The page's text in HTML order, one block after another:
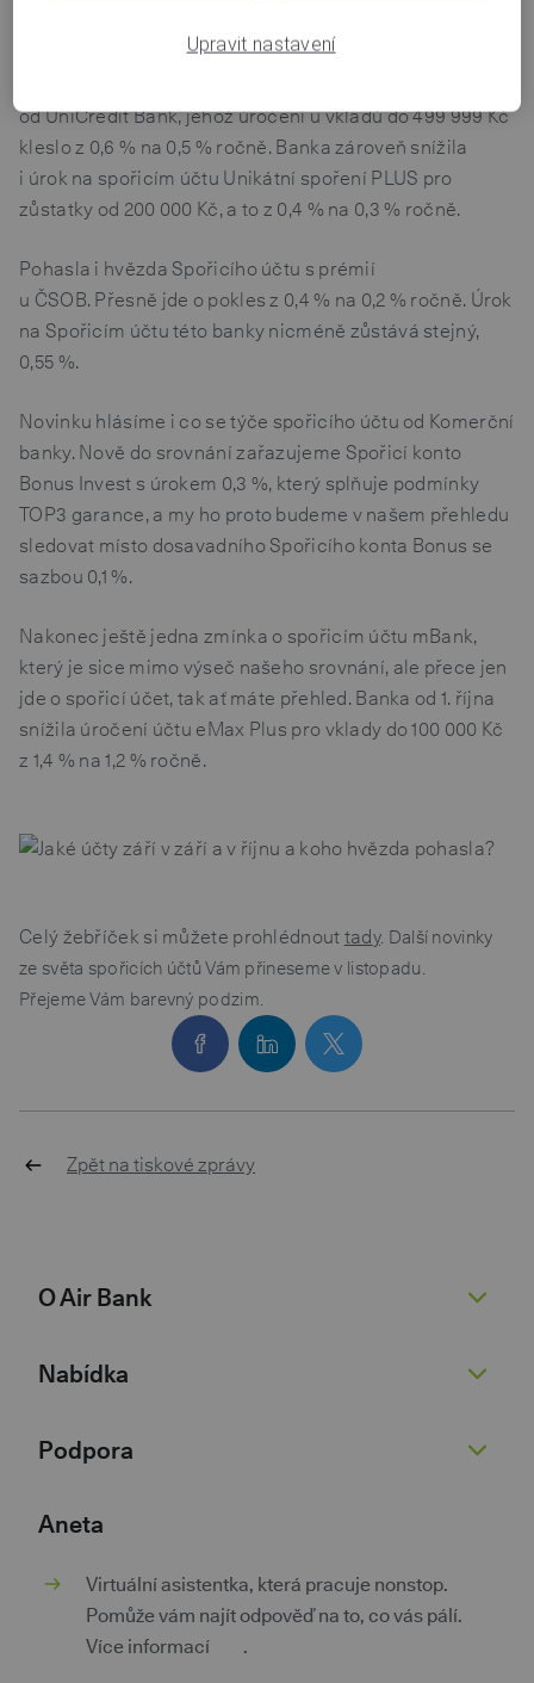
pohasl. Kromě zmíněného spořicího účtu
od UniCredit Bank, jehož úročení u vkladů do 499 999 Kč
kleslo z 0,6 % na 0,5 % ročně. Banka zároveň snížila
i úrok na spořicím účtu Unikátní spoření PLUS pro
zůstatky od 200 000 Kč, a to z 0,4 % na 0,3 % ročně.
Pohasla i hvězda Spořicího účtu s prémií
u ČSOB. Přesně jde o pokles z 0,4 % na 0,2 % ročně. Úrok
na Spořicím účtu této banky nicméně zůstává stejný,
0,55 %.
Novinku hlásíme i co se týče spořicího účtu od Komerční
banky. Nově do srovnání zařazujeme Spořicí konto
Bonus Invest s úrokem 0,3 %, který splňuje podmínky
TOP3 garance, a my ho proto budeme v našem přehledu
sledovat místo dosavadního Spořicího konta Bonus se
sazbou 0,1 %.
Nakonec ještě jedna zmínka o spořicím účtu mBank,
který je sice mimo výseč našeho srovnání, ale přece jen
jde o spořicí účet, tak ať máte přehled. Banka od 1. října
snížila úročení účtu eMax Plus pro vklady do 100 000 Kč
z 1,4 % na 1,2 % ročně.
Celý žebříček si můžete prohlédnout tady. Další novinky
ze světa spořicích účtů Vám přineseme v listopadu.
Přejeme Vám barevný podzim.
Zpět na tiskové zprávy
O Air Bank
O nás
Dokumenty
Kontakty
Nabídka
Půjčky
Hypotéky
Investice a spoření
Podpora
Nenaleťte podvodníkům
Poradna
Pokračovat v žádosti
Aneta
Virtuální asistentka, která pracuje nonstop.
Pomůže vám najít odpověď na to, co vás pálí.
Více informací
.
Upravit nastavení